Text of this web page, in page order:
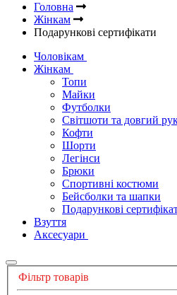
Головна
Жінкам
Подарункові сертифікати
Чоловікам
Жінкам
Топи
Майки
Футболки
Світшоти та довгий
Кофти
Шорти
Легінси
Брюки
Спортивні костюми
Бейсболки та шапки
Подарункові
Взуття
Аксесуари
Фільтр товарів